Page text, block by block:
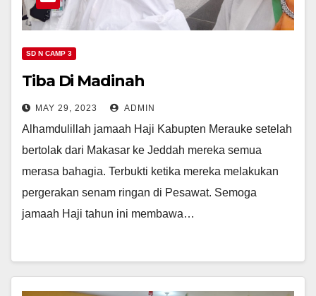
SD N CAMP 3
Tiba Di Madinah
MAY 29, 2023 ADMIN
Alhamdulillah jamaah Haji Kabupten Merauke setelah
bertolak dari Makasar ke Jeddah mereka semua
merasa bahagia. Terbukti ketika mereka melakukan
pergerakan senam ringan di Pesawat. Semoga
jamaah Haji tahun ini membawa…